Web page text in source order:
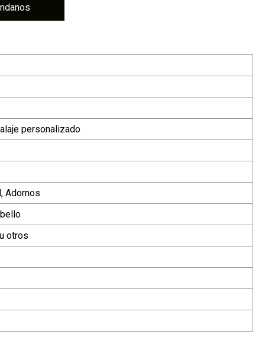
personalizado
Adornos
otros